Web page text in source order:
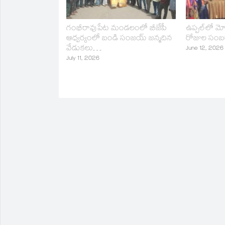
గంభీరావుపేట మండలంలో బీజేపీ
ఆధ్వర్యంలో బండి సంజయ్ జన్మదిన
వేడుకలు…
July 11, 2026
ఉప్పల్‌లో
రోజుల
June 12, 2026